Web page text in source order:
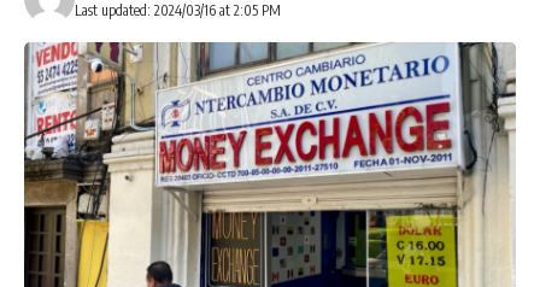
Last updated: 2024/03/16 at 2:05 PM